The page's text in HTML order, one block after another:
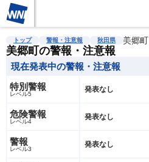
雨雲レーダー 台風情報 地震情報
トップ 警報・注意報 秋田県 美郷町
美郷町の警報・注意報
現在発表中の警報・注意報
特別警報
レベル5 発表なし
危険警報
レベル4 発表なし
警報
レベル3 発表なし